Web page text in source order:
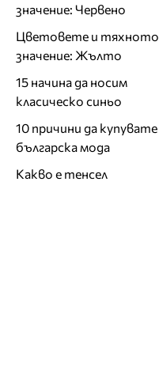
значение: Червено
Цветовете и тяхното
значение: Жълто
15 начина да носим
класическо синьо
10 причини да купувате
българска мода
Какво е тенсел